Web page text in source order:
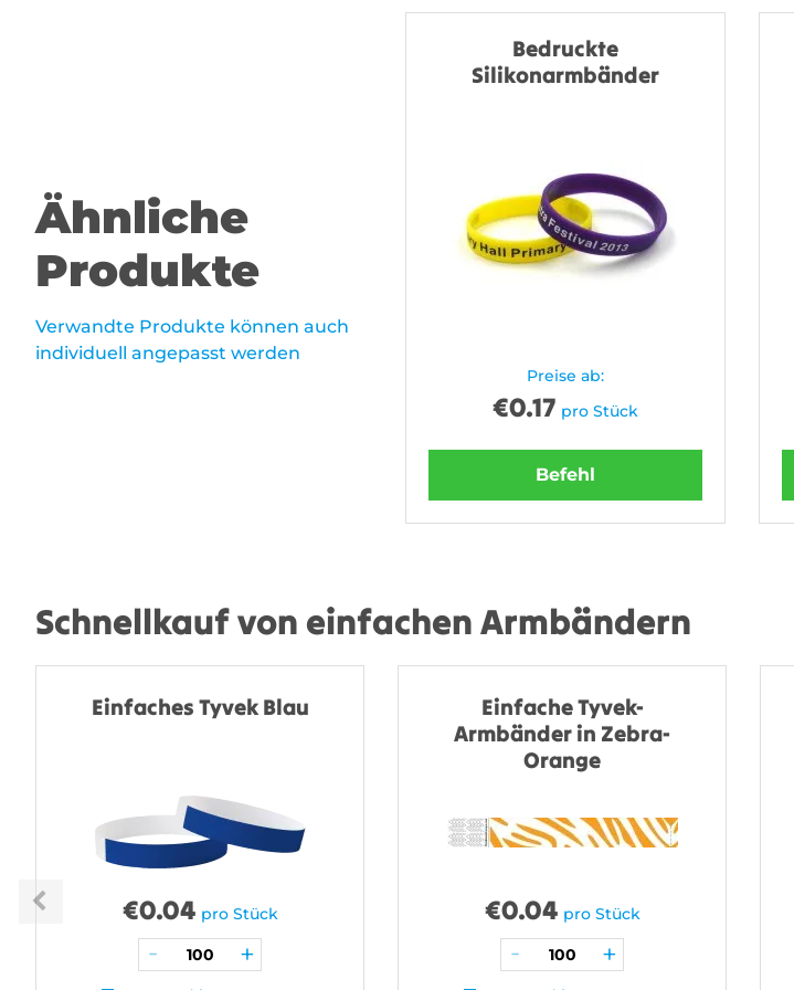
Ähnliche
Produkte
Verwandte Produkte können auch
individuell angepasst werden
Bedruckte
Silikonarmbänder
Preise ab:
€0.17 pro Stück
Befehl
Schnellkauf von einfachen Armbändern
Einfaches Tyvek Blau
€0.04 pro Stück
Einfache Tyvek-
Armbänder in Zebra-
Orange
€0.04 pro Stück